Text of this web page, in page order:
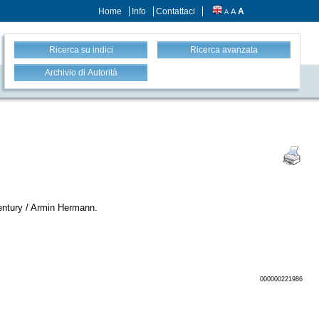
Home Info Contattaci A A A
Ricerca su indici Ricerca avanzata
Archivio di Autorità